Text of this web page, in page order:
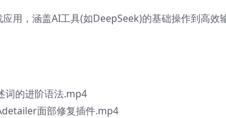
用，涵盖AI工具(如DeepSeek)的基础操作到高效
词的进阶语法.mp4
面部修复插件.mp4